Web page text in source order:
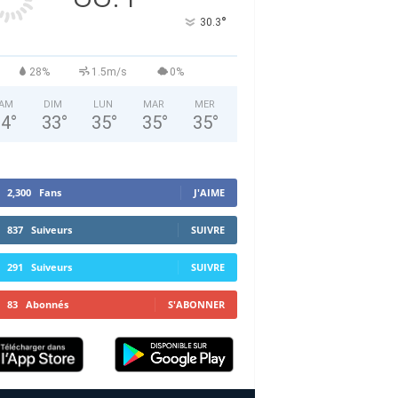
30.3°
28% 1.5m/s 0%
°
DIM
33°
LUN
35°
MAR
35°
MER
35°
2,300 Fans J'AIME
837 Suiveurs SUIVRE
291 Suiveurs SUIVRE
83 Abonnés S'ABONNER